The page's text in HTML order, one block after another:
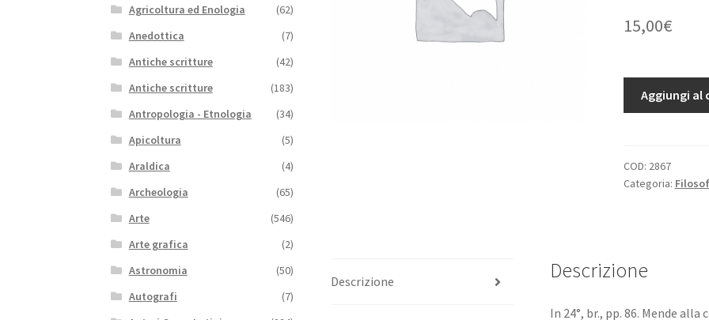
15,00€
religione
de'
fanciulli.
Aggiungi al
COD: 2867
Categoria:
Descrizione Descrizione
In 24°, br., pp. 86. Mende alla
Agricoltura ed Enologia
(62)
Anedottica
(7)
Antiche scritture
(42)
Antiche scritture
(183)
Antropologia - Etnologia
(34)
Apicoltura
(5)
Araldica
(4)
Archeologia
(65)
Arte
(546)
Arte grafica
(2)
Astronomia
(50)
Autografi
(7)